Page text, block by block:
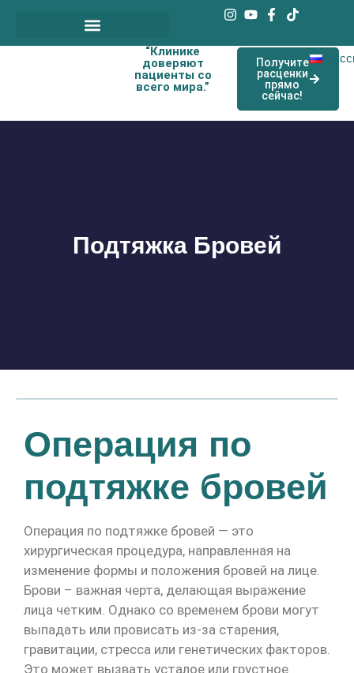
“Клинике
доверяют
пациенты со
всего мира.”
Получите
расценки
прямо
сейчас!
Подтяжка Бровей
Операция по
подтяжке бровей
Операция по подтяжке бровей — это
хирургическая процедура, направленная на
изменение формы и положения бровей на лице.
Брови – важная черта, делающая выражение
лица четким. Однако со временем брови могут
выпадать или провисать из-за старения,
гравитации, стресса или генетических факторов.
Это может вызвать усталое или грустное